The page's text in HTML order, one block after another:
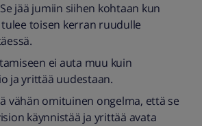
jää jumiin siihen kohtaan kun
toisen kerran ruudulle
ei auta muu kuin
ja yrittää uudestaan.
vähän omituinen ongelma, että se
käynnistää ja yrittää avata